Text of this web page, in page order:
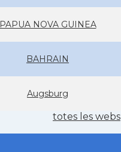
PAPUA NOVA GUINEA
BAHRAIN
Augsburg
totes les webs